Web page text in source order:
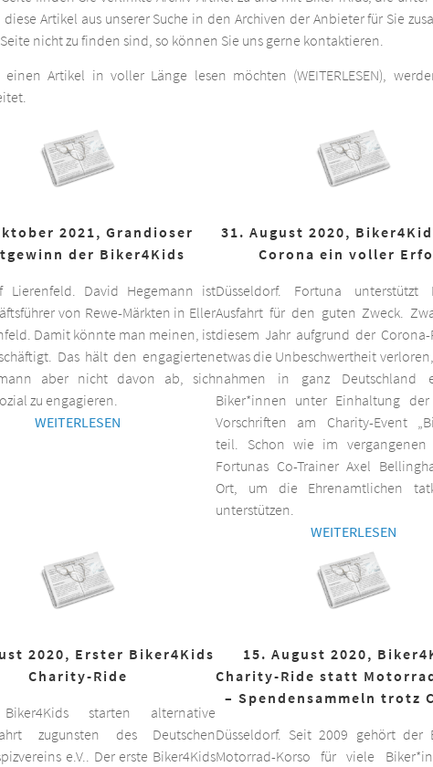
diese Artikel aus unserer Suche in den Archiven der Anbieter für Sie
nicht zu finden sind, so können Sie uns gerne kontaktieren.
einen Artikel in voller Länge lesen möchten (WEITERLESEN),
2021, Grandioser
der Biker4Kids
Lierenfeld. David Hegemann ist
von Rewe-Märkten in Eller
Damit könnte man meinen, ist
Das hält den engagierten
aber nicht davon ab, sich
zu engagieren.
WEITERLESEN
31. August 2020,
Corona ein voller
Düsseldorf. Fortuna unterstützt
Ausfahrt für den guten Zweck.
diesem Jahr aufgrund der Corona-
etwas die Unbeschwertheit
nahmen in ganz Deutschland
Biker*innen unter Einhaltung der
Vorschriften am Charity-Event
teil. Schon wie im vergangenen
Fortunas Co-Trainer Axel
Ort, um die Ehrenamtlichen
unterstützen.
WEITERLESEN
2020, Erster Biker4Kids
Charity-Ride
starten alternative
zugunsten des Deutschen
e.V.. Der erste Biker4Kids
15. August 2020,
Charity-Ride statt
– Spendensammeln trotz
Düsseldorf. Seit 2009 gehört der
Motorrad-Korso für viele